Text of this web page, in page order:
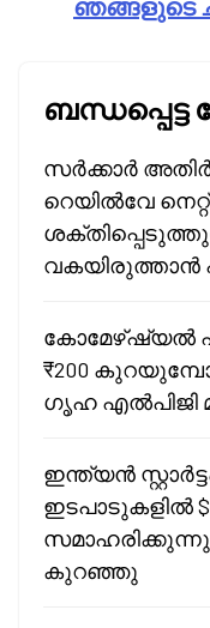
ഞങ്ങളുടെ
സർക്കാർ
റെയിൽവേ
വകയിരുത്താൻ
കോമേഴ്ഷ്യൽ
₹200
ഗൃഹ എൽപിജി
ഇന്ത്യൻ
ഇടപാടുകളിൽ
കുറഞ്ഞു